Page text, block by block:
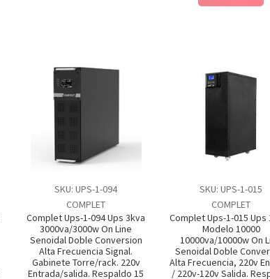
SKU: UPS-1-094
COMPLET
Complet Ups-1-094 Ups 3kva
3000va/3000w On Line
Senoidal Doble Conversion
Alta Frecuencia Signal.
Gabinete Torre/rack. 220v
Entrada/salida. Respaldo 15
SKU: UPS-1-015
COMPLET
Complet Ups-1-015 Ups
Modelo 10000
10000va/10000w On
Senoidal Doble
Alta Frecuencia, 220v
/ 220v-120v Salida.